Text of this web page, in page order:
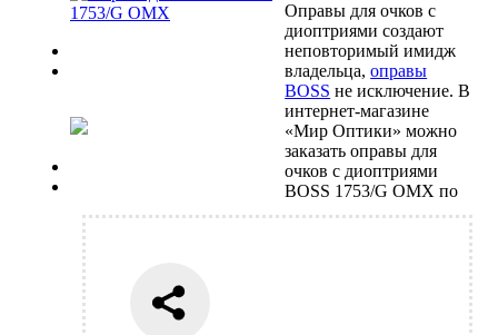
Оправы для очков с
диоптриями создают
неповторимый имидж
владельца,оправы
BOSS не исключение. В
интернет-магазине
«Мир Оптики» можно
заказать оправы для
очков с диоптриями
BOSS 1753/G OMX по